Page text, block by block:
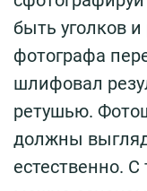
быть уголков
фотографа
шлифовал
ретушью.
должны
естественно.